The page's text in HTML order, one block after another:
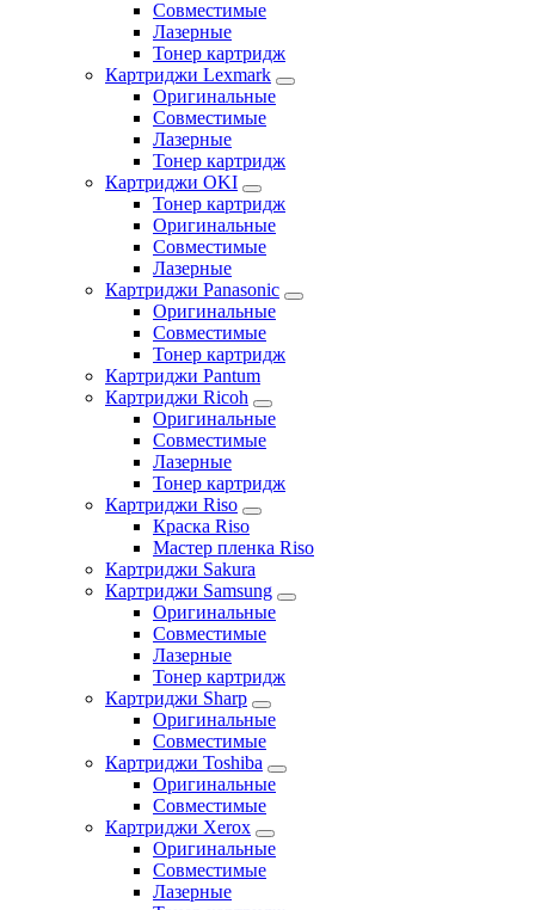
Совместимые
Лазерные
Тонер картридж
Картриджи Lexmark
Оригинальные
Совместимые
Лазерные
Тонер картридж
Картриджи OKI
Тонер картридж
Оригинальные
Совместимые
Лазерные
Картриджи Panasonic
Оригинальные
Совместимые
Тонер картридж
Картриджи Pantum
Картриджи Ricoh
Оригинальные
Совместимые
Лазерные
Тонер картридж
Картриджи Riso
Краска Riso
Мастер пленка Riso
Картриджи Sakura
Картриджи Samsung
Оригинальные
Совместимые
Лазерные
Тонер картридж
Картриджи Sharp
Оригинальные
Совместимые
Картриджи Toshiba
Оригинальные
Совместимые
Картриджи Xerox
Оригинальные
Совместимые
Лазерные